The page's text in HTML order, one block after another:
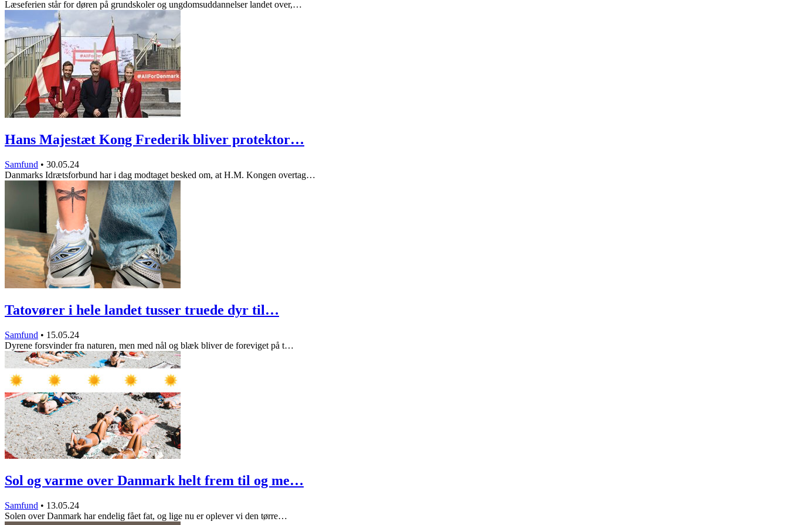
Læseferien står for døren på grundskoler og ungdomsuddannelser landet over,…
Hans Majestæt Kong Frederik bliver protektor…
Samfund • 30.05.24
Danmarks Idrætsforbund har i dag modtaget besked om, at H.M. Kongen overtag…
Tatovører i hele landet tusser truede dyr til…
Samfund • 15.05.24
Dyrene forsvinder fra naturen, men med nål og blæk bliver de foreviget på t…
Sol og varme over Danmark helt frem til og me…
Samfund • 13.05.24
Solen over Danmark har endelig fået fat, og lige nu er oplever vi den tørre…